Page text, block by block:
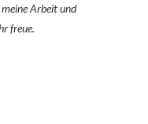
Arbeit und
freue.